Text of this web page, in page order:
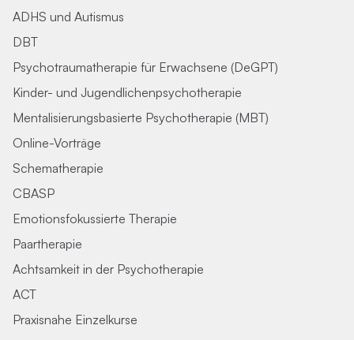
ADHS und Autismus
DBT
Psychotraumatherapie für Erwachsene (DeGPT)
Kinder- und Jugendlichenpsychotherapie
Mentalisierungsbasierte Psychotherapie (MBT)
Online-Vorträge
Schematherapie
CBASP
Emotionsfokussierte Therapie
Paartherapie
Achtsamkeit in der Psychotherapie
ACT
Praxisnahe Einzelkurse